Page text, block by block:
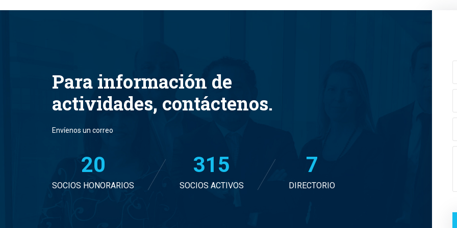
Para información de
actividades, contáctenos.
Envíenos un correo
20
SOCIOS HONORARIOS
326
SOCIOS ACTIVOS
7
DIRECTORIO